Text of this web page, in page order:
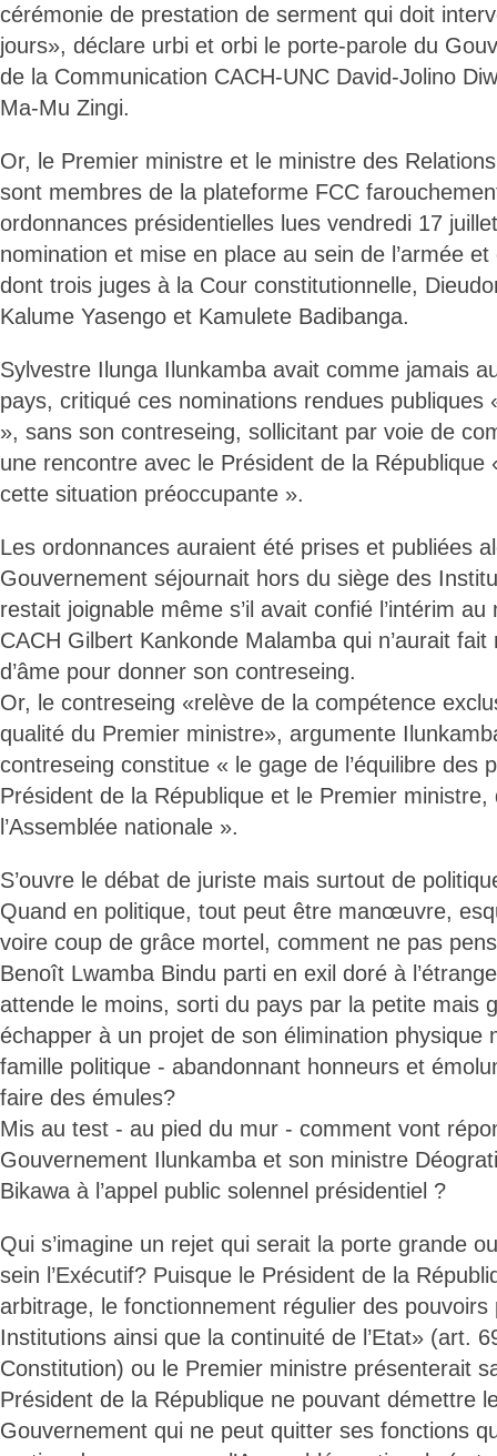
cérémonie de prestation de serment qui doit
jours», déclare urbi et orbi le porte-parole du
de la Communication CACH-UNC David-Jolino
Ma-Mu Zingi.
Or, le Premier ministre et le ministre des
sont membres de la plateforme FCC
ordonnances présidentielles lues vendredi 17
nomination et mise en place au sein de l’armée
dont trois juges à la Cour constitutionnelle,
Kalume Yasengo et Kamulete Badibanga.
Sylvestre Ilunga Ilunkamba avait comme jamais
pays, critiqué ces nominations rendues publiques
», sans son contreseing, sollicitant par voie de
une rencontre avec le Président de la République
cette situation préoccupante ».
Les ordonnances auraient été prises et publiées
Gouvernement séjournait hors du siège des
restait joignable même s’il avait confié l’intérim
CACH Gilbert Kankonde Malamba qui n’aurait fait
d’âme pour donner son contreseing.
Or, le contreseing «relève de la compétence
qualité du Premier ministre», argumente
contreseing constitue « le gage de l’équilibre des
Président de la République et le Premier ministre,
l’Assemblée nationale ».
S’ouvre le débat de juriste mais surtout de
Quand en politique, tout peut être manœuvre,
voire coup de grâce mortel, comment ne pas
Benoît Lwamba Bindu parti en exil doré à
attende le moins, sorti du pays par la petite mais
échapper à un projet de son élimination physique
famille politique - abandonnant honneurs et
faire des émules?
Mis au test - au pied du mur - comment vont
Gouvernement Ilunkamba et son ministre
Bikawa à l’appel public solennel présidentiel ?
Qui s’imagine un rejet qui serait la porte grande
sein l’Exécutif? Puisque le Président de la
arbitrage, le fonctionnement régulier des pouvoirs
Institutions ainsi que la continuité de l’Etat» (art.
Constitution) ou le Premier ministre présenterait
Président de la République ne pouvant démettre
Gouvernement qui ne peut quitter ses fonctions